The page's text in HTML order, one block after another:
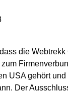
die Webtrekk
USA gehört
Der